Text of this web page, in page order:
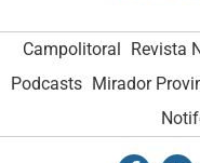
Campolitoral Revista
Podcasts Mirador